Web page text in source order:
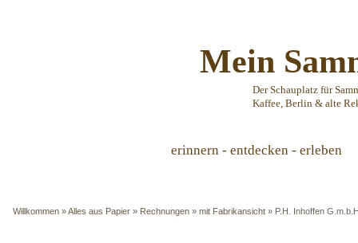
Mein
Der Schauplatz für
Kaffee, Berlin & alte
erinnern - entdecken - erleben
Willkommen »Alles aus Papier » Rechnungen » mit Fabrikansicht » P.H. Inhoffen